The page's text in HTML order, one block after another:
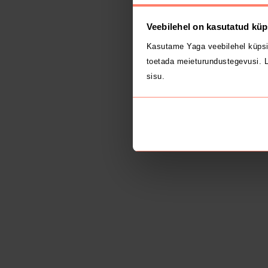
Veebilehel on kasutatud
Kasutame Yaga veebilehel
toetada meieturundustegevusi.
sisu.